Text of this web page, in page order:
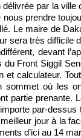
par la
prendre
Le maire de
sera très difficile
devant
Front Siggil
et calculateur.
sommet où les
partie prenante.
par-dessus
jour à la
d’ici au 14